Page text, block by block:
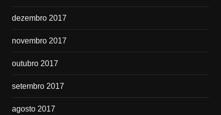
dezembro 2017
novembro 2017
outubro 2017
setembro 2017
agosto 2017